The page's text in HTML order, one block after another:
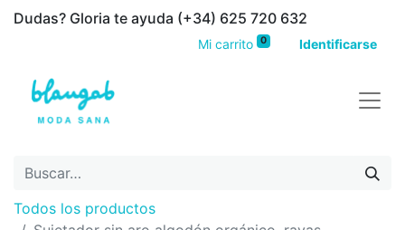
Dudas? Gloria te ayuda (+34) 625 720 632
Mi carrito 0 Identificarse
Todos los productos